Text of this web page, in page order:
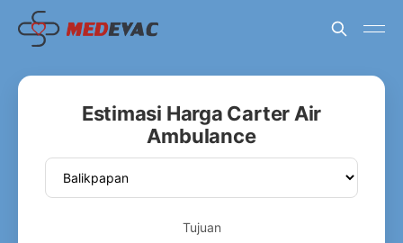
Estimasi Harga Carter Air
Ambulance
Tujuan